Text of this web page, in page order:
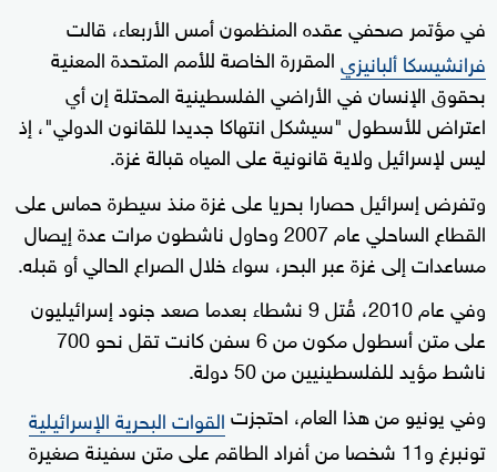
في مؤتمر صحفي عقده المنظمون أمس الأربعاء، قالت
فرانشيسكا ألبانيزيالمقررة الخاصة للأمم المتحدة المعنية
بحقوق الإنسان في الأراضي الفلسطينية المحتلة إن أي
اعتراض للأسطول "سيشكل انتهاكا جديدا للقانون الدولي"، إذ
ليس لإسرائيل ولاية قانونية على المياه قبالة غزة.
وتفرض إسرائيل حصارا بحريا على غزة منذ سيطرة حماس على
القطاع الساحلي عام 2007 وحاول ناشطون مرات عدة إيصال
مساعدات إلى غزة عبر البحر، سواء خلال الصراع الحالي أو قبله.
وفي عام 2010، قُتل 9 نشطاء بعدما صعد جنود إسرائيليون
على متن أسطول مكون من 6 سفن كانت تقل نحو 700
ناشط مؤيد للفلسطينيين من 50 دولة.
وفي يونيو من هذا العام، احتجزتالقوات البحرية الإسرائيلية
تونبرغ و11 شخصا من أفراد الطاقم على متن سفينة صغيرة